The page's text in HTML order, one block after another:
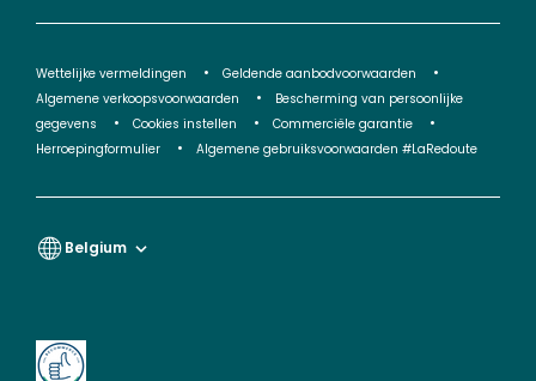
Wettelijke vermeldingen
Geldende aanbodvoorwaarden
Algemene verkoopsvoorwaarden
Bescherming van persoonlijke
gegevens
Cookies instellen
Commerciële garantie
Herroepingformulier
Algemene gebruiksvoorwaarden #LaRedoute
Belgium